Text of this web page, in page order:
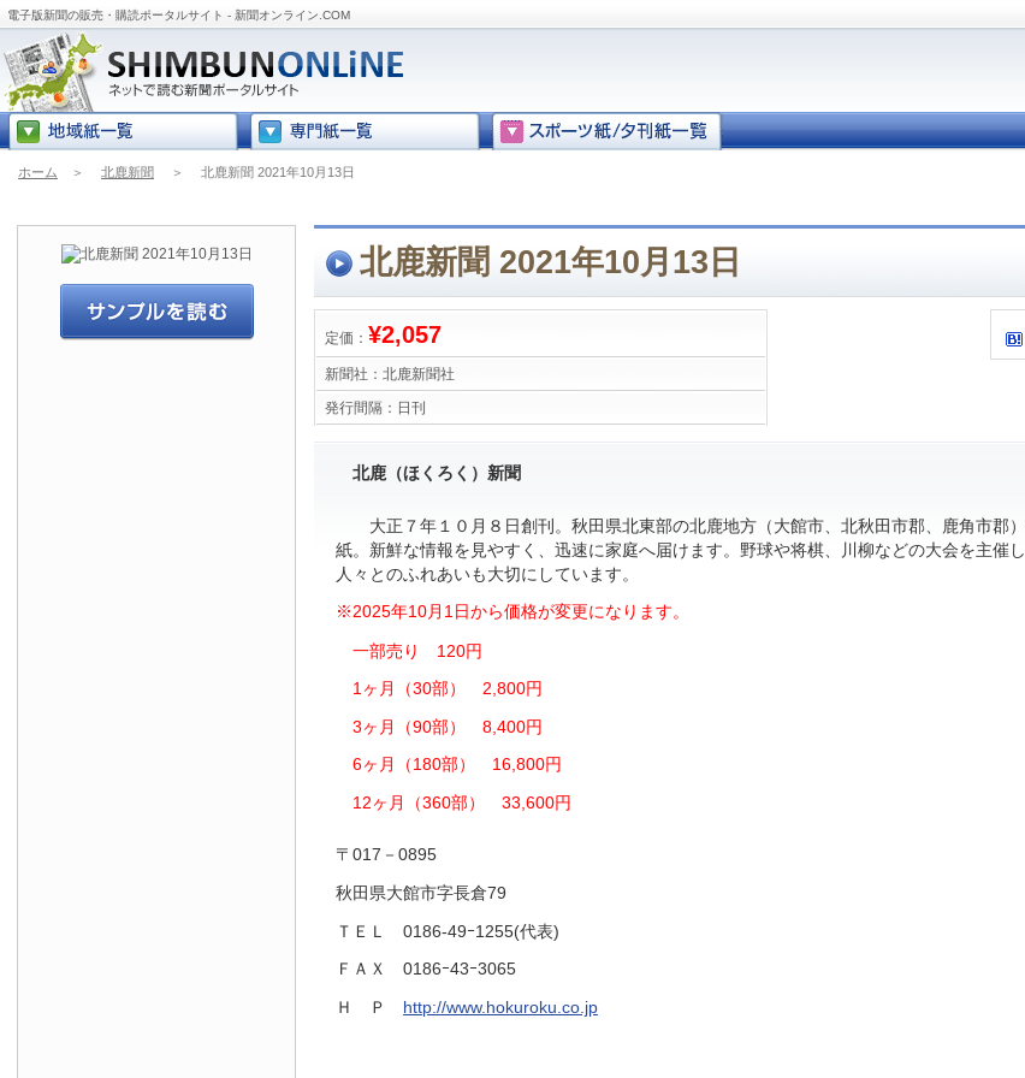
電子版新聞の販売・購読ポータルサイト - 新聞オンライン.COM
ホーム ＞ 北鹿新聞 ＞ 北鹿新聞 2021年10月13日
北鹿新聞 2021年10月13日
定価： ¥2,057
新聞社： 北鹿新聞社
発行間隔： 日刊
北鹿（ほくろく）新聞
大正７年１０月８日創刊。秋田県北東部の北鹿地方（大館市、北秋田市郡、鹿角市郡）
紙。新鮮な情報を見やすく、迅速に家庭へ届けます。野球や将棋、川柳などの大会を主催
人々とのふれあいも大切にしています。
※2025年10月1日から価格が変更になります。
一部売り 120円
1ヶ月（30部） 2,800円
3ヶ月（90部） 8,400円
6ヶ月（180部） 16,800円
12ヶ月（360部） 33,600円
〒017－0895
秋田県大館市字長倉79
ＴＥＬ 0186-49ｰ1255(代表)
ＦＡＸ 0186ｰ43ｰ3065
Ｈ Ｐ http://www.hokuroku.co.jp